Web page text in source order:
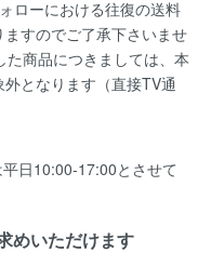
ローにおける往復の送料
すのでご了承下さいませ
商品につきましては、本
となります（直接TV通
日10:00-17:00とさせて
めいただけます